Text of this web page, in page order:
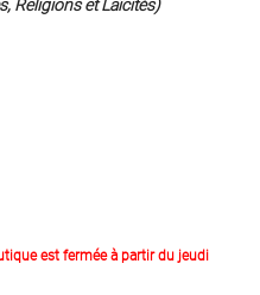
Religions et Laïcités)
est fermée à partir du jeudi